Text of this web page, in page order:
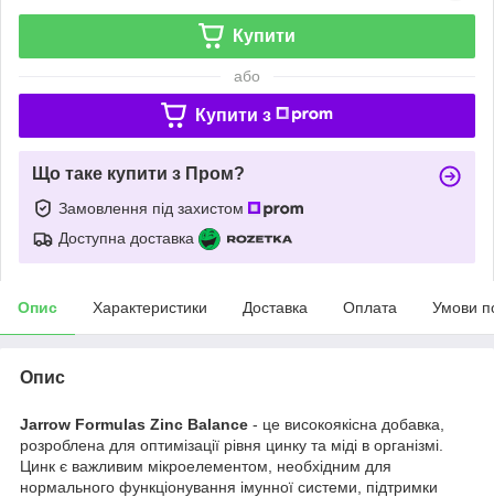
Купити
або
Купити з
Що таке купити з Пром?
Замовлення під захистом
Доступна доставка
Опис Характеристики Доставка Оплата Умови
Опис
Jarrow Formulas Zinc Balance - це високоякісна добавка,
розроблена для оптимізації рівня цинку та міді в організмі.
Цинк є важливим мікроелементом, необхідним для
нормального функціонування імунної системи, підтримки